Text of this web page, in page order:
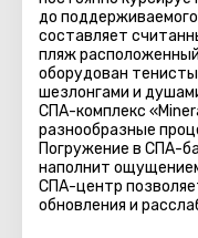
до
составляет
пляж
оборудован
шезлонгами и
СПА-комплекс
разнообразные
Погружение в СПА-
наполнит
СПА-центр
обновления и